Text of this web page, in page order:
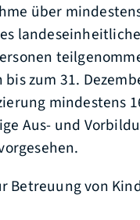
über
zum 31.
mindestens
Aus- und
Betreuung von